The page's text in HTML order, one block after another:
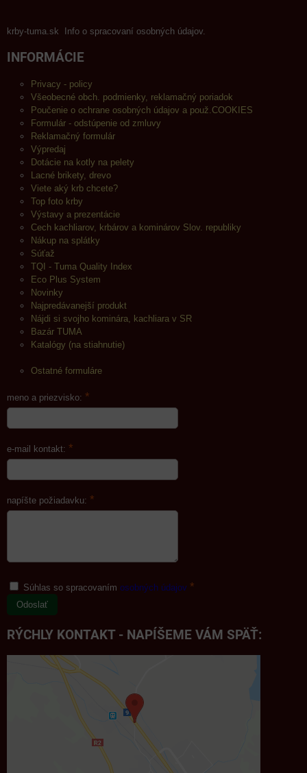
krby-tuma.sk Info o spracovaní osobných údajov.
INFORMÁCIE
Privacy - policy
Všeobecné obch. podmienky, reklamačný poriadok
Poučenie o ochrane osobných údajov a použ.COOKIES
Formulár - odstúpenie od zmluvy
Reklamačný formulár
Výpredaj
Dotácie na kotly na pelety
Lacné brikety, drevo
Viete aký krb chcete?
Top foto krby
Výstavy a prezentácie
Cech kachliarov, krbárov a kominárov Slov. republiky
Nákup na splátky
Súťaž
TQI - Tuma Quality Index
Eco Plus System
Novinky
Najpredávanejší produkt
Nájdi si svojho kominára, kachliara v SR
Bazár TUMA
Katalógy (na stiahnutie)
Ostatné formuláre
meno a priezvisko: *
e-mail kontakt: *
napíšte požiadavku: *
Súhlas so spracovaním osobných údajov *
Odoslať
RÝCHLY KONTAKT - NAPÍŠEME VÁM SPÄŤ: